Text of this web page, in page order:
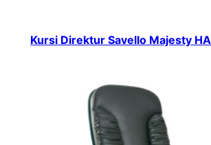
Kursi Direktur Savello Majesty HA